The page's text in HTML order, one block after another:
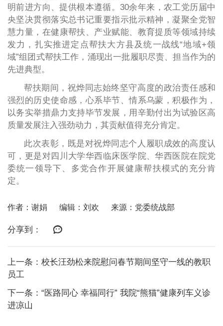
明前进方向、提供根本遵循。30余年来，农工党历届中
央坚决贯彻落实总书记重要指示批示精神，凝聚全党智
慧力量，在健康帮扶、产业赋能、教育提质等领域持续
发力，扎实推进定点帮扶大方县及统一战线“地域+领
域”组团式帮扶工作，涌现出一批履职尽责、担当作为的
先进典型。
帮扶期间，祝烨同志始终坚守高度的政治责任感和
强烈的历史使命感，心系毕节、情系乌蒙，积极作为，
以务实举措鼎力支持毕节发展，用辛勤付出为试验区高
质量发展注入强劲动力，其贡献值得充分肯定。
此次表彰，既是对祝烨同志个人履职成效的高度认
可，更是对四川大学华西临床医学院、华西医院在院党
委统一领导下、多党合作开展健康帮扶模式的充分肯
定。
作者：谢娟 编辑：刘欢 来源：党委统战部
分享到：
上一条：校长汪劲松来院慰问春节期间坚守一线的教职
员工
下一条：“医路同心 幸福同行” 我院“熊猫”健康列车义诊
进凉山